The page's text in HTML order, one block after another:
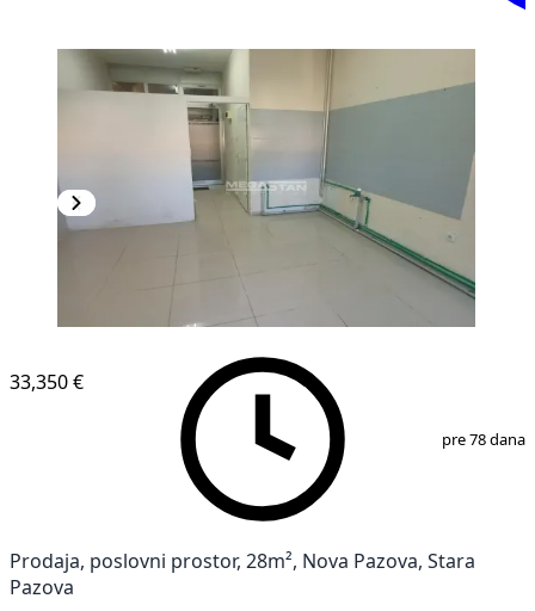
33,350 €
pre 78 dana
Prodaja, poslovni prostor, 28m², Nova Pazova, Stara
Pazova